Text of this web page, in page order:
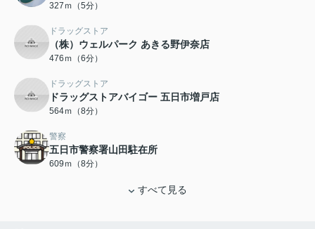
327ｍ（5分）
ドラッグストア
（株）ウェルパーク あきる野伊奈店
476ｍ（6分）
ドラッグストア
ドラッグストアバイゴー 五日市増戸店
564ｍ（8分）
警察
五日市警察署山田駐在所
609ｍ（8分）
すべて見る